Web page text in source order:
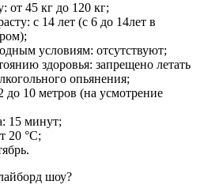
от 45 кг до 120 кг;
с 14 лет (с 6 до 14лет в
условиям: отсутствуют;
здоровья: запрещено летать
опьянения;
до 10 метров (на усмотрение
15 минут;
20 °С;
шоу?